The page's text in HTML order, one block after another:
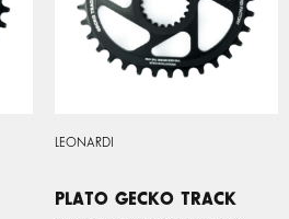
LEONARDI
PLATO GECKO TRACK